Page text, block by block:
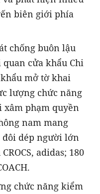
biên giới phía
chống buôn lậu
cửa khẩu Chi
mở tờ khai
lượng chức năng
xâm phạm quyền
nam mang
đôi dép người lớn
adidas; 180
chức năng kiểm